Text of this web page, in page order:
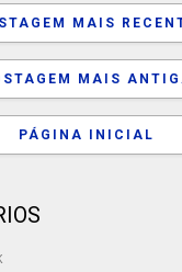
MAIS
MAIS
PÁGINA INICIAL